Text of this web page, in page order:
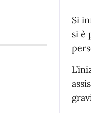
Si
si è